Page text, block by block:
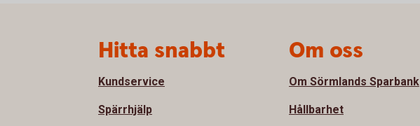
Hitta snabbt
Kundservice
Spärrhjälp
Om oss
Om Sörmlands Sparbank
Hållbarhet